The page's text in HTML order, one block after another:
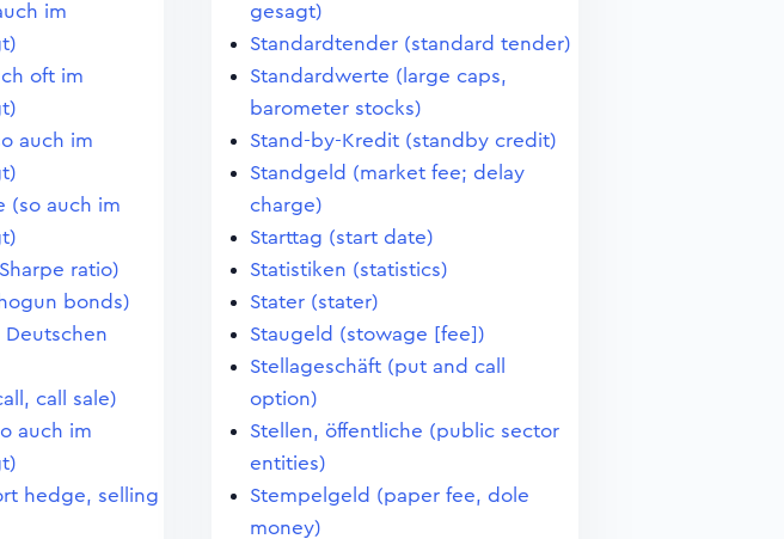
im
oft im
auch im
(so auch im
ratio)
bonds)
Deutschen
call sale)
auch im
hedge, selling
gesagt)
Standardtender (standard tender)
Standardwerte (large caps,
barometer stocks)
Stand-by-Kredit (standby credit)
Standgeld (market fee; delay
charge)
Starttag (start date)
Statistiken (statistics)
Stater (stater)
Staugeld (stowage [fee])
Stellageschäft (put and call
option)
Stellen, öffentliche (public sector
entities)
Stempelgeld (paper fee, dole
money)